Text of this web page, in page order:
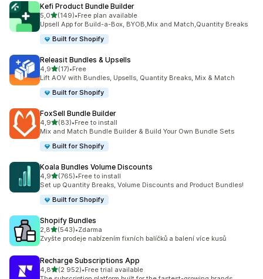
Kefi Product Bundle Builder
5,0z 5 hvězd
(149)
Celkový počet recenzí: 149
•Free plan available
Upsell App for Build-a-Box, BYOB,Mix and Match,Quantity Breaks
Built for Shopify
Releasit Bundles & Upsells
4,9z 5 hvězd
(17)
Celkový počet recenzí: 17
•Free
Lift AOV with Bundles, Upsells, Quantity Breaks, Mix & Match
Built for Shopify
FoxSell Bundle Builder
4,9z 5 hvězd
(83)
Celkový počet recenzí: 83
•Free to install
Mix and Match Bundle Builder & Build Your Own Bundle Sets
Built for Shopify
Koala Bundles Volume Discounts
4,9z 5 hvězd
(765)
Celkový počet recenzí: 765
•Free to install
Set up Quantity Breaks, Volume Discounts and Product Bundles!
Built for Shopify
Shopify Bundles
2,8z 5 hvězd
(543)
Celkový počet recenzí: 543
•Zdarma
Zvyšte prodeje nabízením fixních balíčků a balení více kusů
Recharge Subscriptions App
4,8z 5 hvězd
(2 952)
Celkový počet recenzí: 2952
•Free trial available